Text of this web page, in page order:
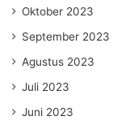
Oktober 2023
September 2023
Agustus 2023
Juli 2023
Juni 2023